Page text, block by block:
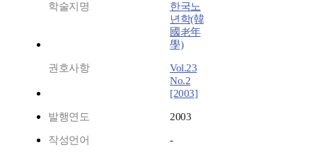
학술지명
한국노
년학(韓
國老年
學)
권호사항
Vol.23
No.2
[2003]
발행연도 2003
작성언어 -